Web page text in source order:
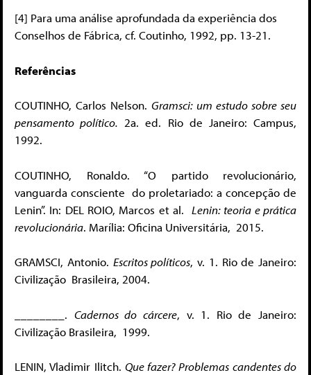
[4] Para uma análise aprofundada da experiência dos
Conselhos de Fábrica, cf. Coutinho, 1992, pp. 13-21.
Referências
COUTINHO, Carlos Nelson. Gramsci: um estudo sobre seu
pensamento político. 2a. ed. Rio de Janeiro: Campus,
1992.
COUTINHO, Ronaldo. “O partido revolucionário,
vanguarda consciente do proletariado: a concepção de
Lenin”. In: DEL ROIO, Marcos et al. Lenin: teoria e prática
revolucionária. Marília: Oficina Universitária, 2015.
GRAMSCI, Antonio. Escritos políticos, v. 1. Rio de Janeiro:
Civilização Brasileira, 2004.
. Cadernos do cárcere, v. 1. Rio de Janeiro:
Civilização Brasileira, 1999.
LENIN, Vladimir Ilitch. Que fazer? Problemas candentes do